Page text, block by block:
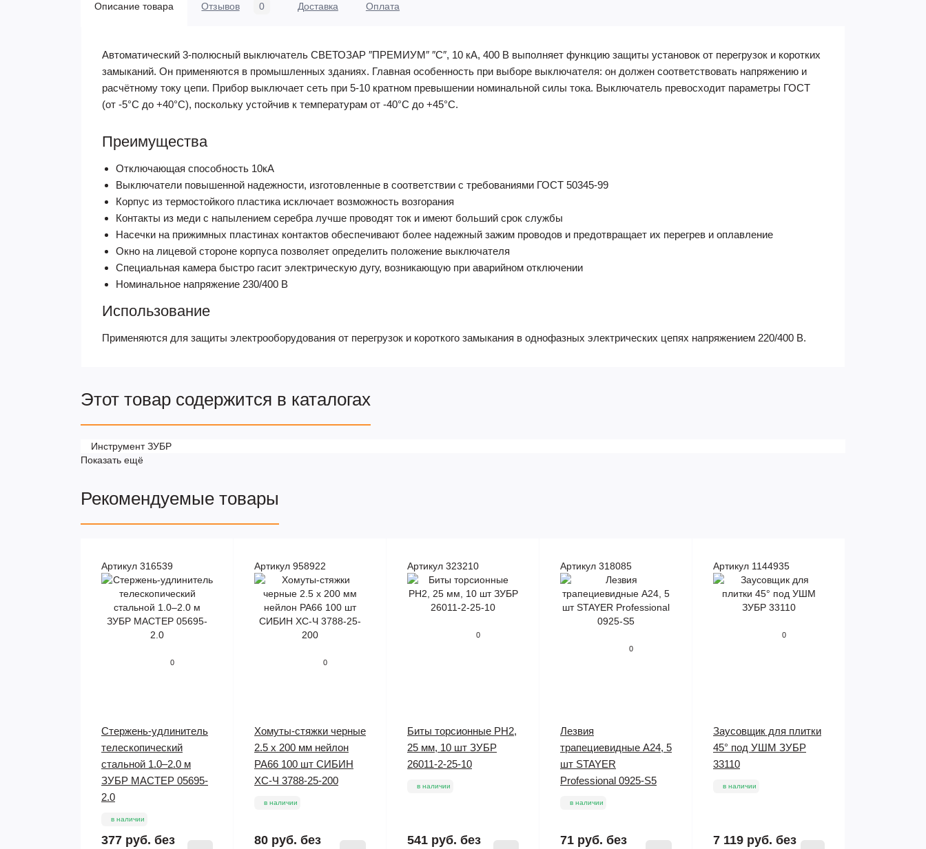
Описание товара Отзывов 0 Доставка Оплата
Автоматический 3-полюсный выключатель СВЕТОЗАР ″ПРЕМИУМ″ ″C″, 10 кА, 400 В выполняет функцию защиты установок от перегрузок и коротких
замыканий. Он применяются в промышленных зданиях. Главная особенность при выборе выключателя: он должен соответствовать напряжению и
расчётному току цепи. Прибор выключает сеть при 5-10 кратном превышении номинальной силы тока. Выключатель превосходит параметры ГОСТ
(от -5°С до +40°С), поскольку устойчив к температурам от -40°С до +45°С.
Преимущества
Отключающая способность 10кА
Выключатели повышенной надежности, изготовленные в соответствии с требованиями ГОСТ 50345-99
Корпус из термостойкого пластика исключает возможность возгорания
Контакты из меди с напылением серебра лучше проводят ток и имеют больший срок службы
Насечки на прижимных пластинах контактов обеспечивают более надежный зажим проводов и предотвращает их перегрев и оплавление
Окно на лицевой стороне корпуса позволяет определить положение выключателя
Специальная камера быстро гасит электрическую дугу, возникающую при аварийном отключении
Номинальное напряжение 230/400 В
Использование
Применяются для защиты электрооборудования от перегрузок и короткого замыкания в однофазных электрических цепях напряжением 220/400 В.
Этот товар содержится в каталогах
Инструмент ЗУБР
Показать ещё
Рекомендуемые товары
Артикул 316539
0
Стержень-удлинитель
телескопический
стальной 1.0–2.0 м
ЗУБР МАСТЕР 05695-
2.0
в наличии
377 руб. без
Артикул 958922
0
Хомуты-стяжки черные
2.5 x 200 мм нейлон
РА66 100 шт СИБИН
ХС-Ч 3788-25-200
в наличии
80 руб. без
Артикул 323210
0
Биты торсионные PH2,
25 мм, 10 шт ЗУБР
26011-2-25-10
в наличии
541 руб. без
Артикул 318085
0
Лезвия
трапециевидные A24, 5
шт STAYER
Professional 0925-S5
в наличии
71 руб. без
Артикул 1144935
0
Заусовщик для плитки
45° под УШМ ЗУБР
33110
в наличии
7 119 руб. без